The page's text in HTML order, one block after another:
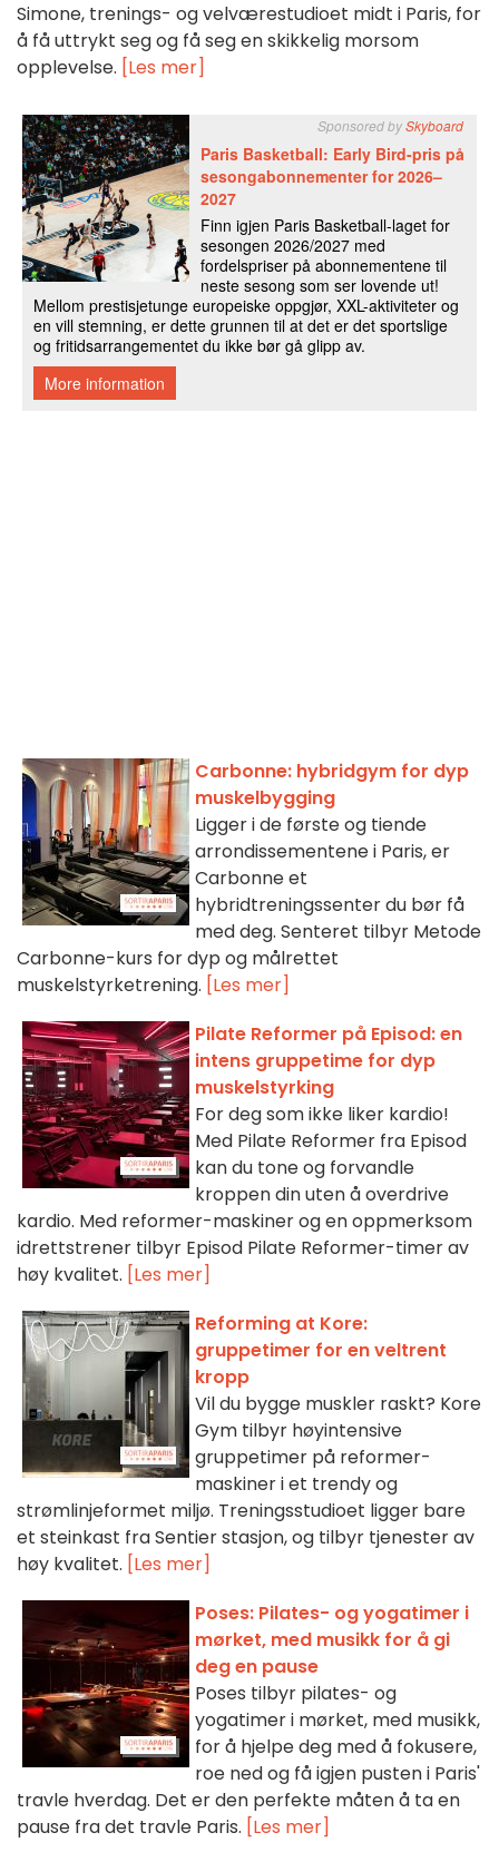
Simone, trenings- og velværestudioet midt i Paris, for
å få uttrykt seg og få seg en skikkelig morsom
opplevelse. [Les mer]
Carbonne: hybridgym for dyp
muskelbygging
Ligger i de første og tiende
arrondissementene i Paris, er
Carbonne et
hybridtreningssenter du bør få
med deg. Senteret tilbyr Metode
Carbonne-kurs for dyp og målrettet
muskelstyrketrening. [Les mer]
Pilate Reformer på Episod: en
intens gruppetime for dyp
muskelstyrking
For deg som ikke liker kardio!
Med Pilate Reformer fra Episod
kan du tone og forvandle
kroppen din uten å overdrive
kardio. Med reformer-maskiner og en oppmerksom
idrettstrener tilbyr Episod Pilate Reformer-timer av
høy kvalitet. [Les mer]
Reforming at Kore:
gruppetimer for en veltrent
kropp
Vil du bygge muskler raskt? Kore
Gym tilbyr høyintensive
gruppetimer på reformer-
maskiner i et trendy og
strømlinjeformet miljø. Treningsstudioet ligger bare
et steinkast fra Sentier stasjon, og tilbyr tjenester av
høy kvalitet. [Les mer]
Poses: Pilates- og yogatimer i
mørket, med musikk for å gi
deg en pause
Poses tilbyr pilates- og
yogatimer i mørket, med musikk,
for å hjelpe deg med å fokusere,
roe ned og få igjen pusten i Paris'
travle hverdag. Det er den perfekte måten å ta en
pause fra det travle Paris. [Les mer]